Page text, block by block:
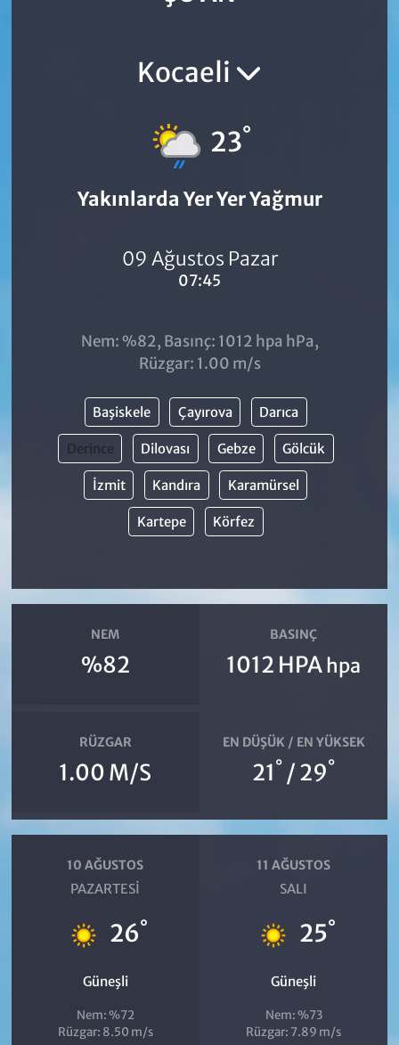
Kocaeli
23°
Yakınlarda Yer Yer Yağmur
09 Ağustos Pazar
07:45
Nem: %82, Basınç: 1012 hpa hPa,
Rüzgar: 1.00 m/s
Başiskele Çayırova Darıca
Derince Dilovası Gebze Gölcük
İzmit Kandıra Karamürsel
Kartepe Körfez
NEM
%82
BASINÇ
1012 HPA hpa
RÜZGAR
1.00 M/S
EN DÜŞÜK / EN YÜKSEK
21° / 29°
10 AĞUSTOS
PAZARTESI
26°
Güneşli
Nem: %72
Rüzgar: 8.50 m/s
11 AĞUSTOS
SALI
25°
Güneşli
Nem: %73
Rüzgar: 7.89 m/s